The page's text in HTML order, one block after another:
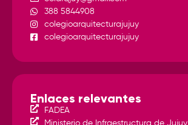
388 5844908
colegioarquitecturajujuy
colegioarquitecturajujuy
Enlaces relevantes
FADEA
Ministerio de Infraestructura de Jujuy